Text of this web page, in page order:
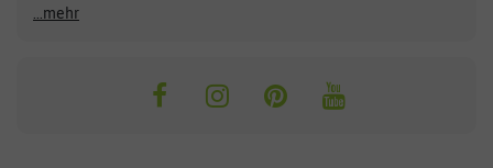
Zimmergewächshaus
Flortis
Franchi Sementi JUB Holland
...mehr